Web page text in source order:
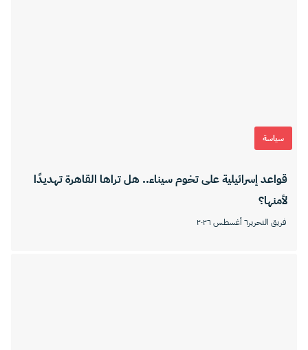
سياسة
قواعد إسرائيلية على تخوم سيناء.. هل تراها القاهرة تهديدًا
لأمنها؟
فريق التحرير٦ أغسطس ٢٠٢٦